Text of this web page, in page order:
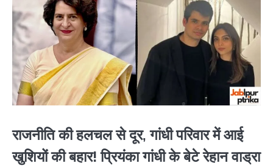
राजनीति की हलचल से दूर, गांधी परिवार में आई
खुशियों की बहार! प्रियंका गांधी के बेटे रेहान वाड्रा